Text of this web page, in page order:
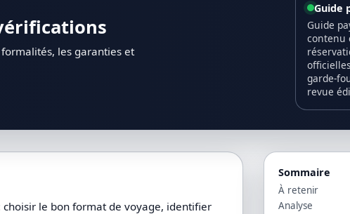
les garanties et
Guide
Guide
contenu
garde-
revue
le bon format de voyage, identifier
Sommaire
À retenir
Analyse